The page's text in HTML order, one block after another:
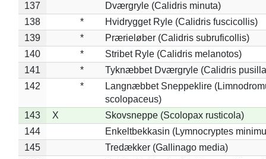
137
Dværgryle (Calidris minuta)
138
*
Hvidrygget Ryle (Calidris fuscicollis)
139
*
Prærieløber (Calidris subruficollis)
140
*
Stribet Ryle (Calidris melanotos)
141
*
Tyknæbbet Dværgryle (Calidris
142
*
Langnæbbet Sneppeklire
scolopaceus)
143
X
Skovsneppe (Scolopax rusticola)
144
Enkeltbekkasin (Lymnocryptes
145
Tredækker (Gallinago media)